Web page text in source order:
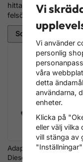
hittar du här rätt M9-
felsökning av
Sortering
Adapter M9x1,0 100
Diesel kompressionstest
Vi
Vi använder
personlig
våra
detta
användarna,
enheter.
Klicka på
eller välj vilka
vill stänga av